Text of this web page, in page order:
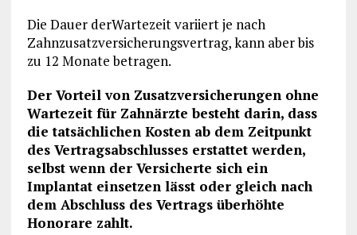
Die Dauer derWartezeit variiert je nach
Zahnzusatzversicherungsvertrag, kann aber bis
zu 12 Monate betragen.
Der Vorteil von Zusatzversicherungen ohne
Wartezeit für Zahnärzte besteht darin, dass
die tatsächlichen Kosten ab dem Zeitpunkt
des Vertragsabschlusses erstattet werden,
selbst wenn der Versicherte sich ein
Implantat einsetzen lässt oder gleich nach
dem Abschluss des Vertrags überhöhte
Honorare zahlt.